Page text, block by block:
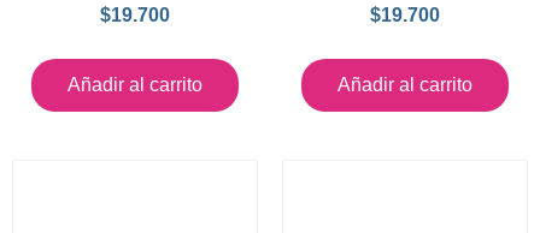
$19.700
Añadir al carrito
$19.700
Añadir al carrito